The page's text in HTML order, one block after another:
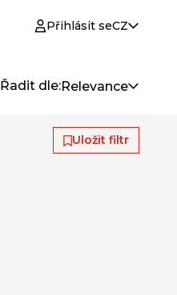
Přihlásit seCZ
Řadit dle:Relevance
Uložit filtr